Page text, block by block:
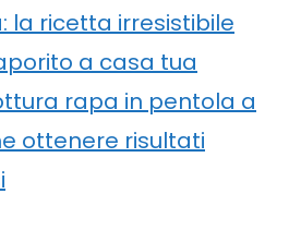
la ricetta irresistibile
a casa tua
rapa in pentola a
ottenere risultati